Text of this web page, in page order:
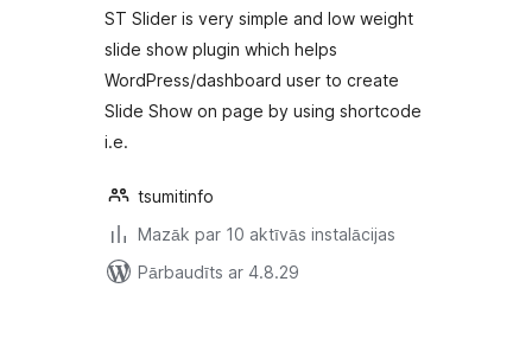
ST Slider is very simple and low weight
slide show plugin which helps
WordPress/dashboard user to create
Slide Show on page by using shortcode
i.e.
tsumitinfo
Mazāk par 10 aktīvās instalācijas
Pārbaudīts ar 4.8.29